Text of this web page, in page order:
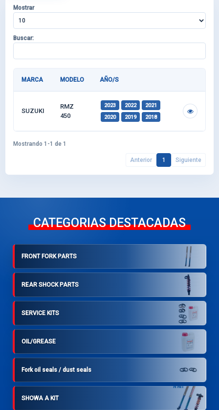
Mostrar
Buscar:
MARCA MODELO AÑO/S
SUZUKI
RMZ
450
2023 2022
2021
2020
2019 2018
Mostrando 1-1 de 1
Anterior 1 Siguiente
CATEGORIAS DESTACADAS
FRONT FORK PARTS
REAR SHOCK PARTS
SERVICE KITS
OIL/GREASE
Fork oil seals / dust seals
SHOWA A KIT